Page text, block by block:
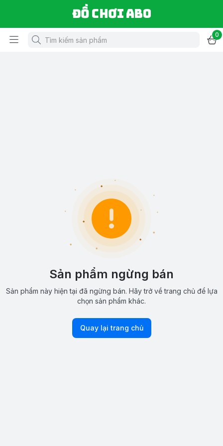
Đồ chơi ABO
0
Sản phẩm ngừng bán
Sản phẩm này hiện tại đã ngừng bán. Hãy trở về trang chủ để lựa
chọn sản phẩm khác.
Quay lại trang chủ